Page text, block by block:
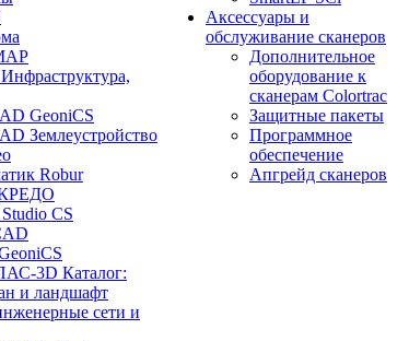
GeoniCS
Землеустройство
Robur
CS
3D Каталог:
и ландшафт
сети и
Аксессуары и
обслуживание сканеров
Дополнительное
оборудование к
сканерам Colortrac
Защитные пакеты
Программное
обеспечение
Апгрейд сканеров